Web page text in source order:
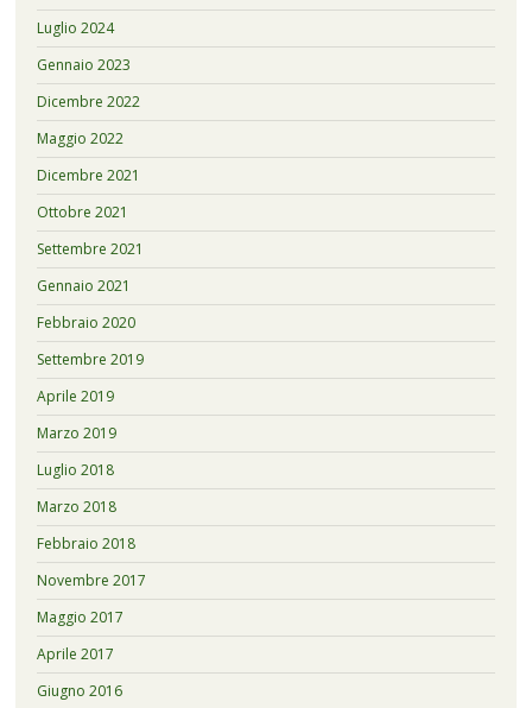
Luglio 2024
Gennaio 2023
Dicembre 2022
Maggio 2022
Dicembre 2021
Ottobre 2021
Settembre 2021
Gennaio 2021
Febbraio 2020
Settembre 2019
Aprile 2019
Marzo 2019
Luglio 2018
Marzo 2018
Febbraio 2018
Novembre 2017
Maggio 2017
Aprile 2017
Giugno 2016